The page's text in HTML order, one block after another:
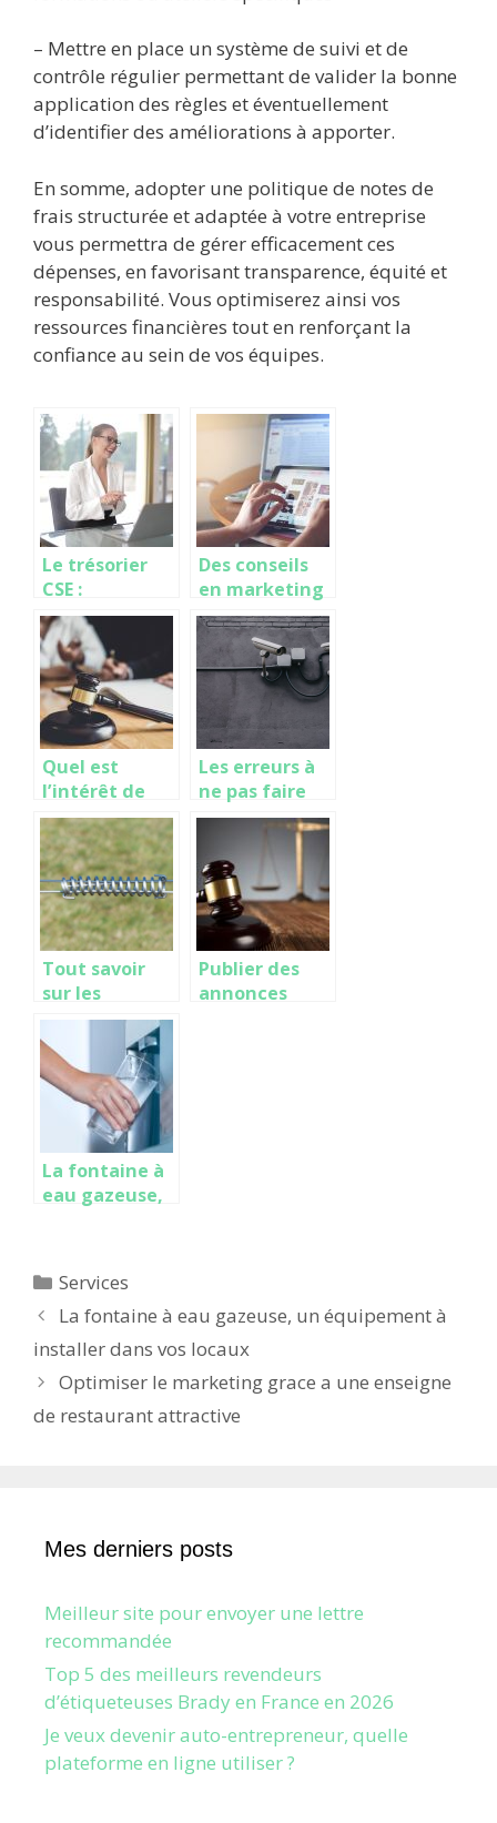
– Mettre en place un système de suivi et de
contrôle régulier permettant de valider la bonne
application des règles et éventuellement
d’identifier des améliorations à apporter.
En somme, adopter une politique de notes de
frais structurée et adaptée à votre entreprise
vous permettra de gérer efficacement ces
dépenses, en favorisant transparence, équité et
responsabilité. Vous optimiserez ainsi vos
ressources financières tout en renforçant la
confiance au sein de vos équipes.
Le trésorier
CSE :
Responsable
de gestion du
budget du CSE
Des conseils
en marketing
digital pour le
lancement
d’une
entreprise
Quel est
l’intérêt de
déposer sa
marque ?
Les erreurs à
ne pas faire
pour éviter les
cambriolages
Tout savoir
sur les
ressorts
industriels
Publier des
annonces
La fontaine à
eau gazeuse,
vos locaux
Catégories
Services
La fontaine à eau gazeuse, un équipement à
installer dans vos locaux
Optimiser le marketing grace a une enseigne
de restaurant attractive
Mes derniers posts
Meilleur site pour envoyer une lettre
recommandée
Top 5 des meilleurs revendeurs
d’étiqueteuses Brady en France en 2026
Je veux devenir auto-entrepreneur, quelle
plateforme en ligne utiliser ?